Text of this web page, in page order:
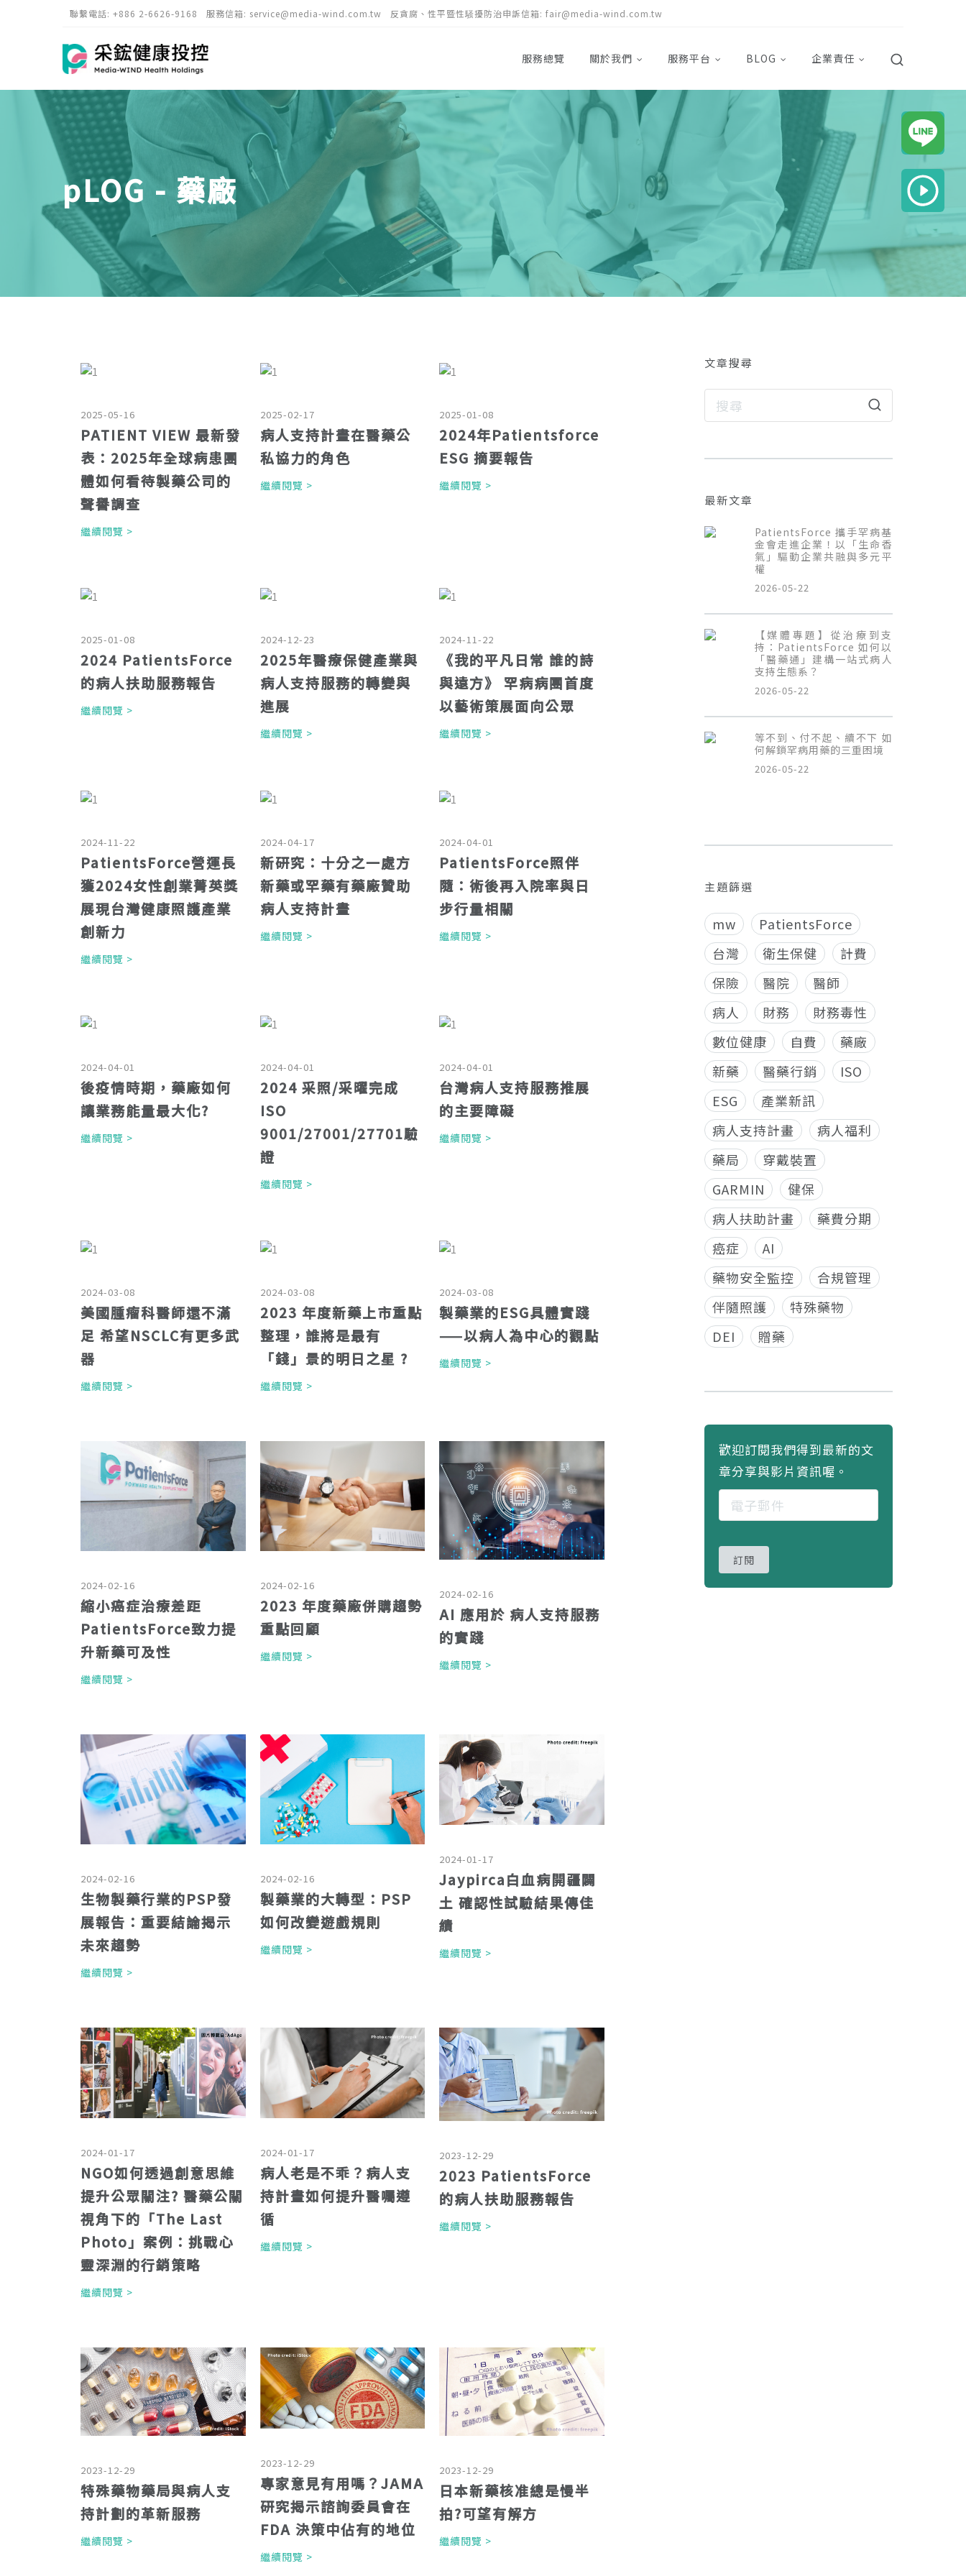
聯繫電話: +886 2-6626-9168 服務信箱: service@media-wind.com.tw 反貪腐、性平暨性騒擾防治申訴信箱: fair@media-wind.com.tw
服務總覽 關於我們 服務平台 BLOG 企業責任
pLOG - 藥廠
2025-05-16
PATIENT VIEW 最新發
表：2025年全球病患團
體如何看待製藥公司的
聲譽調查
繼續閱覽 >
2025-02-17
病人支持計畫在醫藥公
私協力的角色
繼續閱覽 >
2025-01-08
2024年Patientsforce
ESG 摘要報告
繼續閱覽 >
2025-01-08
2024 PatientsForce
的病人扶助服務報告
繼續閱覽 >
2024-12-23
2025年醫療保健產業與
病人支持服務的轉變與
進展
繼續閱覽 >
2024-11-22
《我的平凡日常 誰的詩
與遠方》 罕病病團首度
以藝術策展面向公眾
繼續閱覽 >
2024-11-22
PatientsForce營運長
獲2024女性創業菁英獎
展現台灣健康照護產業
創新力
繼續閱覽 >
2024-04-17
新研究：十分之一處方
新藥或罕藥有藥廠贊助
病人支持計畫
繼續閱覽 >
2024-04-01
PatientsForce照伴
隨：術後再入院率與日
步行量相關
繼續閱覽 >
2024-04-01
後疫情時期，藥廠如何
讓業務能量最大化?
繼續閱覽 >
2024-04-01
2024 采照/采曜完成
ISO
9001/27001/27701驗
證
繼續閱覽 >
2024-04-01
台灣病人支持服務推展
的主要障礙
繼續閱覽 >
2024-03-08
美國腫瘤科醫師還不滿
足 希望NSCLC有更多武
器
繼續閱覽 >
2024-03-08
2023 年度新藥上市重點
整理，誰將是最有
「錢」景的明日之星 ?
繼續閱覽 >
2024-03-08
製藥業的ESG具體實踐
——以病人為中心的觀點
繼續閱覽 >
2024-02-16
縮小癌症治療差距
PatientsForce致力提
升新藥可及性
繼續閱覽 >
2024-02-16
2023 年度藥廠併購趨勢
重點回顧
繼續閱覽 >
2024-02-16
AI 應用於 病人支持服務
的實踐
繼續閱覽 >
2024-02-16
生物製藥行業的PSP發
展報告：重要結論揭示
未來趨勢
繼續閱覽 >
2024-02-16
製藥業的大轉型：PSP
如何改變遊戲規則
繼續閱覽 >
2024-01-17
Jaypirca白血病開疆闢
土 確認性試驗結果傳佳
績
繼續閱覽 >
2024-01-17
NGO如何透過創意思維
提升公眾關注? 醫藥公關
視角下的「The Last
Photo」案例：挑戰心
靈深淵的行銷策略
繼續閱覽 >
2024-01-17
病人老是不乖？病人支
持計畫如何提升醫囑遵
循
繼續閱覽 >
2023-12-29
2023 PatientsForce
的病人扶助服務報告
繼續閱覽 >
2023-12-29
特殊藥物藥局與病人支
持計劃的革新服務
繼續閱覽 >
2023-12-29
專家意見有用嗎？JAMA
研究揭示諮詢委員會在
FDA 決策中佔有的地位
繼續閱覽 >
2023-12-29
日本新藥核准總是慢半
拍?可望有解方
繼續閱覽 >
文章搜尋
最新文章
PatientsForce 攜手罕病基
金會走進企業！以「生命香
氣」驅動企業共融與多元平
權
2026-05-22
【媒體專題】從治療到支
持：PatientsForce 如何以
「醫藥通」建構一站式病人
支持生態系？
2026-05-22
等不到、付不起、續不下 如
何解鎖罕病用藥的三重困境
2026-05-22
主題篩選
mw
PatientsForce
台灣
衛生保健
計費
保險
醫院
醫師
病人
財務
財務毒性
數位健康
自費
藥廠
新藥
醫藥行銷
ISO
ESG
產業新訊
病人支持計畫
病人福利
藥局
穿戴裝置
GARMIN
健保
病人扶助計畫
藥費分期
癌症
AI
藥物安全監控
合規管理
伴隨照護
特殊藥物
DEI
贈藥
歡迎訂閱我們得到最新的文
章分享與影片資訊喔。
訂閱